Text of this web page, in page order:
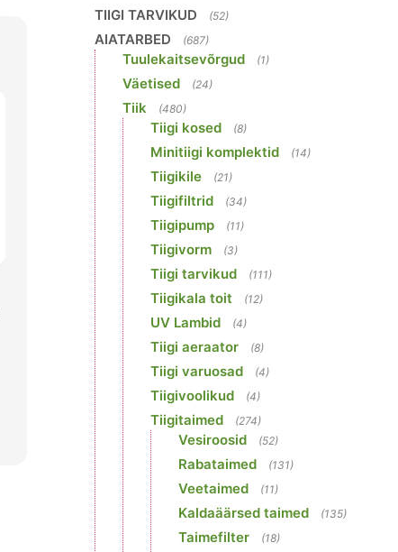
TIIGI TARVIKUD (52)
AIATARBED (687)
Tuulekaitsevõrgud (1)
Väetised (24)
Tiik (480)
Tiigi kosed (8)
Minitiigi komplektid (14)
Tiigikile (21)
Tiigifiltrid (34)
Tiigipump (11)
Tiigivorm (3)
Tiigi tarvikud (111)
Tiigikala toit (12)
UV Lambid (4)
Tiigi aeraator (8)
Tiigi varuosad (4)
Tiigivoolikud (4)
Tiigitaimed (274)
Vesiroosid (52)
Rabataimed (131)
Veetaimed (11)
Kaldaäärsed taimed (135)
Taimefilter (18)